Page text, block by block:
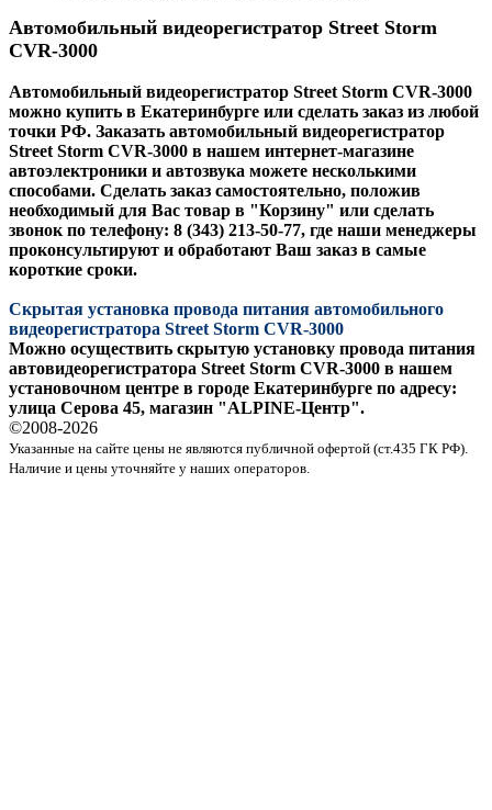
Автомобильный видеорегистратор Street Storm
CVR-3000
Автомобильный видеорегистратор Street Storm CVR-3000
можно купить в Екатеринбурге или сделать заказ из любой
точки РФ. Заказать автомобильный видеорегистратор
Street Storm CVR-3000 в нашем интернет-магазине
автоэлектроники и автозвука можете несколькими
способами. Сделать заказ самостоятельно, положив
необходимый для Вас товар в "Корзину" или сделать
звонок по телефону: 8 (343) 213-50-77, где наши менеджеры
проконсультируют и обработают Ваш заказ в самые
короткие сроки.
Скрытая установка провода питания автомобильного
видеорегистратора Street Storm CVR-3000
Можно осуществить скрытую установку провода питания
автовидеорегистратора Street Storm CVR-3000 в нашем
установочном центре в городе Екатеринбурге по адресу:
улица Серова 45, магазин "ALPINE-Центр".
©2008-2026
Указанные на сайте цены не являются публичной офертой (ст.435 ГК РФ).
Наличие и цены уточняйте у наших операторов.